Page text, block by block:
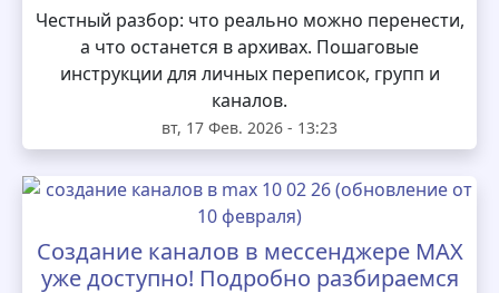
Честный разбор: что реально можно перенести,
а что останется в архивах. Пошаговые
инструкции для личных переписок, групп и
каналов.
вт, 17 Фев. 2026 - 13:23
Создание каналов в мессенджере MAX
уже доступно! Подробно разбираемся